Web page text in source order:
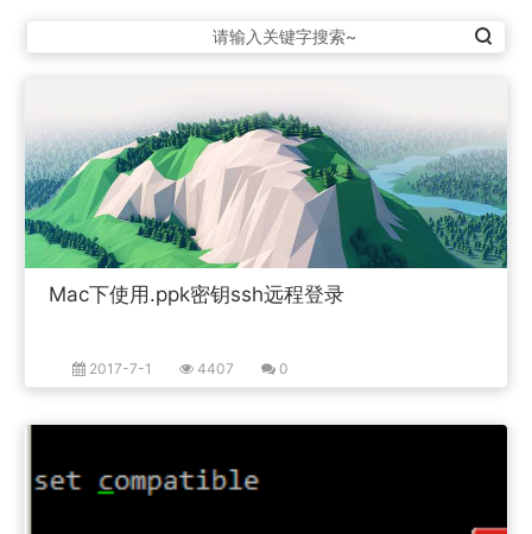
Mac下使用.ppk密钥ssh远程登录
2017-7-1 4407 0